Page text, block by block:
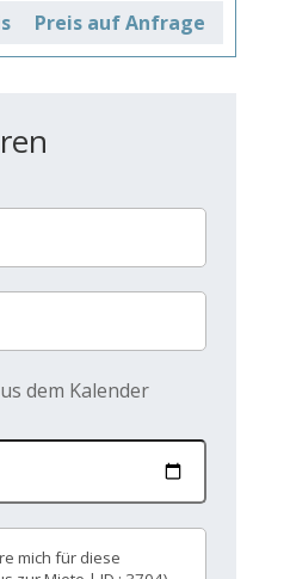
Preis auf Anfrage
dem Kalender